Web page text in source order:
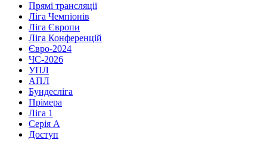
Прямі трансляції
Ліга Чемпіонів
Ліга Європи
Ліга Конференцій
Євро-2024
ЧС-2026
УПЛ
АПЛ
Бундесліга
Прімера
Ліга 1
Серія А
Доступ